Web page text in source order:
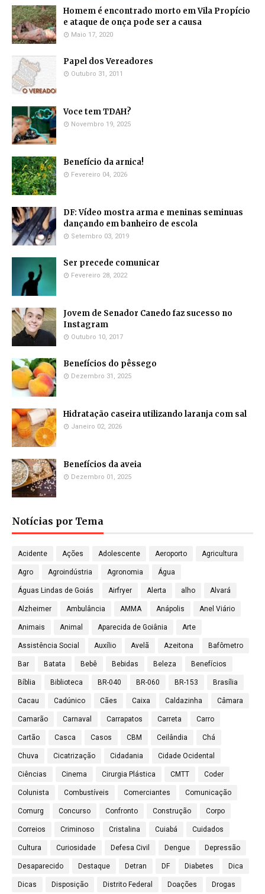
Homem é encontrado morto em Vila Propício
e ataque de onça pode ser a causa
Maio 17, 2020
Papel dos Vereadores
Outubro 31, 2011
Voce tem TDAH?
Novembro 19, 2025
Benefício da arnica!
Fevereiro 04, 2026
DF: Vídeo mostra arma e meninas seminuas
dançando em banheiro de escola
Setembro 03, 2019
Ser precede comunicar
Fevereiro 28, 2022
Jovem de Senador Canedo faz sucesso no
Instagram
Outubro 10, 2017
Benefícios do pêssego
Dezembro 31, 2025
Hidratação caseira utilizando laranja com sal
Janeiro 02, 2026
Benefícios da aveia
Dezembro 01, 2025
Notícias por Tema
Acidente Ações Adolescente Aeroporto Agricultura
Agro Agroindústria Agronomia Água
Águas Lindas de Goiás Airfryer Alerta alho Alvará
Alzheimer Ambulância AMMA Anápolis Anel Viário
Animais Animal Aparecida de Goiânia Arte
Assistência Social Auxílio Avelã Azeitona Bafômetro
Bar Batata Bebê Bebidas Beleza Benefícios
Bíblia Biblioteca BR-040 BR-060 BR-153 Brasília
Cacau Cadúnico Cães Caixa Caldazinha Câmara
Camarão Carnaval Carrapatos Carreta Carro
Cartão Casca Casos CBM Ceilândia Chá
Chuva Cicatrização Cidadania Cidade Ocidental
Ciências Cinema Cirurgia Plástica CMTT Coder
Colunista Combustíveis Comerciantes Comunicação
Comurg Concurso Confronto Construção Corpo
Correios Criminoso Cristalina Cuiabá Cuidados
Cultura Curiosidade Defesa Civil Dengue Depressão
Desaparecido Destaque Detran DF Diabetes Dica
Dicas Disposição Distrito Federal Doações Drogas